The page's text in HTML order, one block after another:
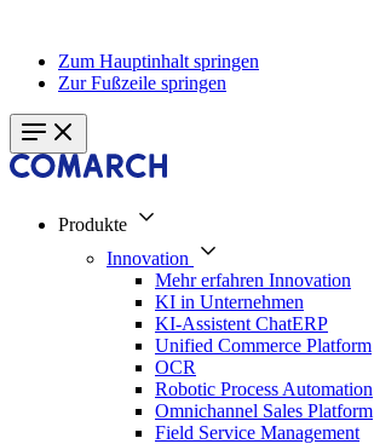
Zum Hauptinhalt springen
Zur Fußzeile springen
Produkte
Innovation
Mehr erfahren Innovation
KI in Unternehmen
KI-Assistent ChatERP
Unified Commerce Platform
OCR
Robotic Process Automation
Omnichannel Sales Platform
Field Service Management